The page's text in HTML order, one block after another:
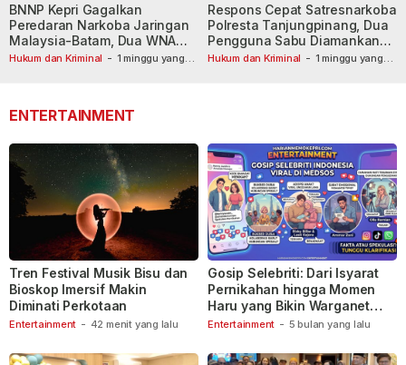
Hukum dan Kriminal - 1 minggu yang
BNNP Kepri Gagalkan
Peredaran Narkoba Jaringan
Malaysia-Batam, Dua WNA
Masih Diburu
Hukum dan Kriminal - 1 minggu yang
Respons Cepat Satresnarkoba
Polresta Tanjungpinang, Dua
Pengguna Sabu Diamankan
Usai Dilaporkan ke Call Center
ENTERTAINMENT
Entertainment - 42 menit yang lalu
Tren Festival Musik Bisu dan
Bioskop Imersif Makin
Diminati Perkotaan
Entertainment - 5 bulan yang lalu
Gosip Selebriti: Dari Isyarat
Pernikahan hingga Momen
Haru yang Bikin Warganet
Berspekulasi